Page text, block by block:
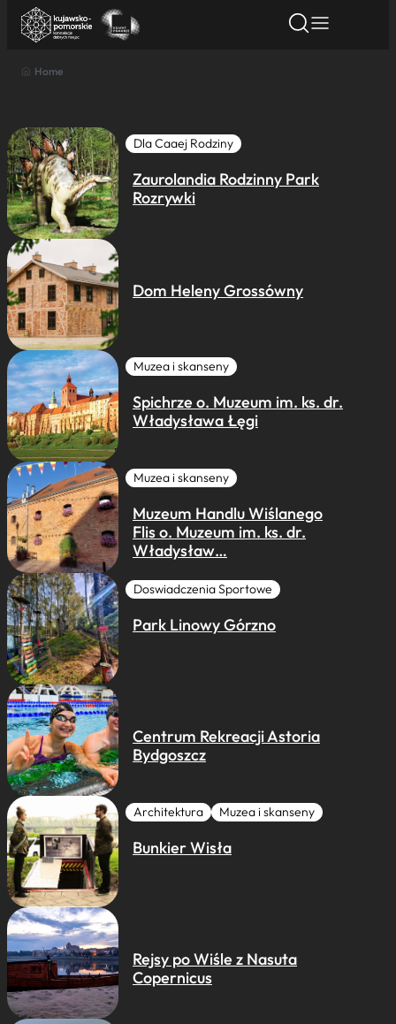
Nazwa atrakcji
Miasto
Kategoria
Home
Dla Caaej Rodziny
Zaurolandia Rodzinny Park
Rozrywki
Dom Heleny Grossówny
Muzea i skanseny
Spichrze o. Muzeum im. ks. dr.
Władysława Łęgi
Muzea i skanseny
Muzeum Handlu Wiślanego
Flis o. Muzeum im. ks. dr.
Władysław…
Doswiadczenia Sportowe
Park Linowy Górzno
Centrum Rekreacji Astoria
Bydgoszcz
Architektura Muzea i skanseny
Bunkier Wisła
Rejsy po Wiśle z Nasuta
Copernicus